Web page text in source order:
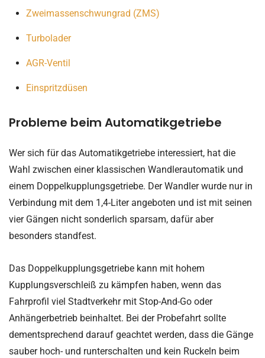
Zweimassenschwungrad (ZMS)
Turbolader
AGR-Ventil
Einspritzdüsen
Probleme beim Automatikgetriebe
Wer sich für das Automatikgetriebe interessiert, hat die
Wahl zwischen einer klassischen Wandlerautomatik und
einem Doppelkupplungsgetriebe. Der Wandler wurde nur in
Verbindung mit dem 1,4-Liter angeboten und ist mit seinen
vier Gängen nicht sonderlich sparsam, dafür aber
besonders standfest.
Das Doppelkupplungsgetriebe kann mit hohem
Kupplungsverschleiß zu kämpfen haben, wenn das
Fahrprofil viel Stadtverkehr mit Stop-And-Go oder
Anhängerbetrieb beinhaltet. Bei der Probefahrt sollte
dementsprechend darauf geachtet werden, dass die Gänge
sauber hoch- und runterschalten und kein Ruckeln beim